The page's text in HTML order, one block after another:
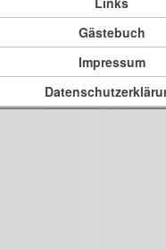
Gästebuch
Impressum